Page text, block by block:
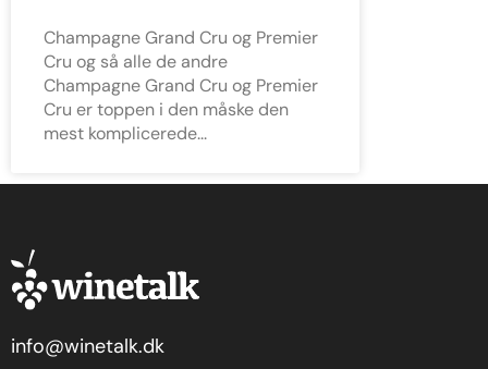
Champagne Grand Cru og Premier
Cru og så alle de andre
Champagne Grand Cru og Premier
Cru er toppen i den måske den
mest komplicerede
info@winetalk.dk